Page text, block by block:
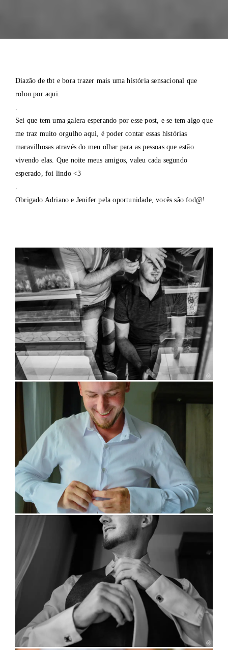
Diazão de tbt e bora trazer mais uma história sensacional que
rolou por aqui.
.
Sei que tem uma galera esperando por esse post, e se tem algo que
me traz muito orgulho aqui, é poder contar essas histórias
maravilhosas através do meu olhar para as pessoas que estão
vivendo elas. Que noite meus amigos, valeu cada segundo
esperado, foi lindo <3
.
Obrigado Adriano e Jenifer pela oportunidade, vocês são fod@!